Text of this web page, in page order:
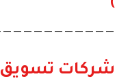
)
شركات تسويق